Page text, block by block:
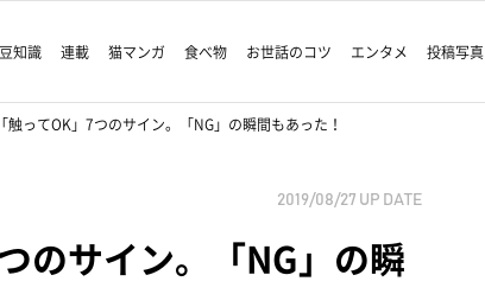
知識 連載 猫マンガ 食べ物 お世話のコツ エンタメ 投稿写真
触ってOK」7つのサイン。「NG」の瞬間もあった！
2019/08/27 UP DATE
のサイン。「NG」の瞬